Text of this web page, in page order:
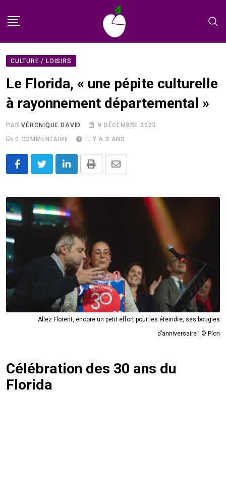
CULTURE / LOISIRS
Le Florida, « une pépite culturelle
à rayonnement départemental »
PARVÉRONIQUE DAVID
9 DÉCEMBRE 2023
0 COMMENTAIRE IL Y A 3 ANS
LinkedInPrint
Share
Email
Allez Florent, encore un petit effort pour les éteindre, ses bougies
d’anniversaire ! © Plon
Célébration des 30 ans du
Florida